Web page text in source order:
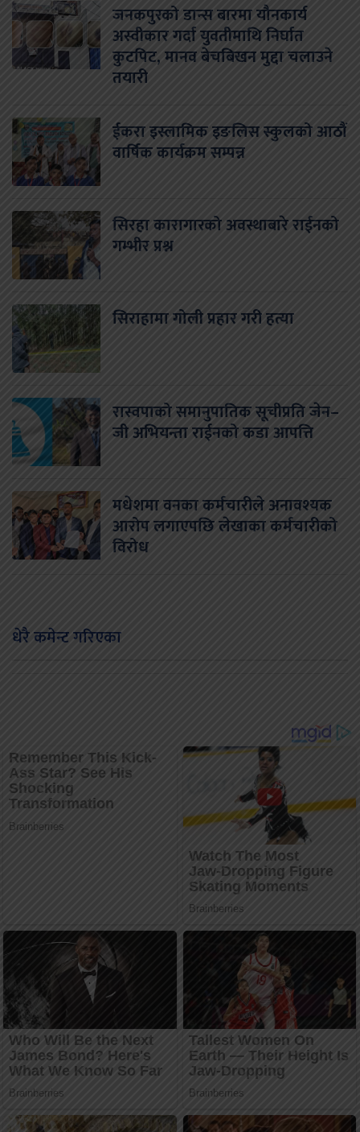
जनकपुरको डान्स बारमा यौनकार्य
अस्वीकार गर्दा युवतीमाथि निर्घात
कुटपिट, मानव बेचबिखन मुद्दा चलाउने
तयारी
ईकरा इस्लामिक इङलिस स्कुलको आठौं
वार्षिक कार्यक्रम सम्पन्न
सिरहा कारागारको अवस्थाबारे राईनको
गम्भीर प्रश्न
सिराहामा गोली प्रहार गरी हत्या
रास्वपाको समानुपातिक सूचीप्रति जेन–
जी अभियन्ता राईनको कडा आपत्ति
मधेशमा वनका कर्मचारीले अनावश्यक
आरोप लगाएपछि लेखाका कर्मचारीको
विरोध
धेरै कमेन्ट गरिएका